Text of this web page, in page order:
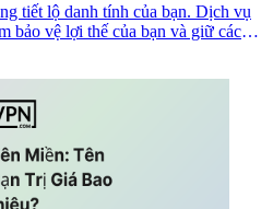
tiết lộ danh tính của bạn. Dịch vụ
bảo vệ lợi thế của bạn và giữ các